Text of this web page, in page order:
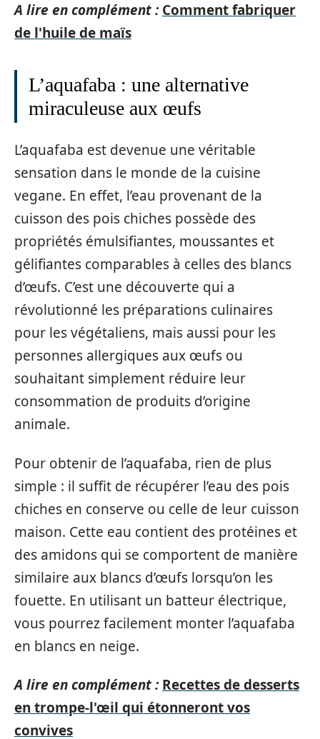
A lire en complément : Comment fabriquer
de l'huile de maïs
L’aquafaba : une alternative
miraculeuse aux œufs
L’aquafaba est devenue une véritable
sensation dans le monde de la cuisine
vegane. En effet, l’eau provenant de la
cuisson des pois chiches possède des
propriétés émulsifiantes, moussantes et
gélifiantes comparables à celles des blancs
d’œufs. C’est une découverte qui a
révolutionné les préparations culinaires
pour les végétaliens, mais aussi pour les
personnes allergiques aux œufs ou
souhaitant simplement réduire leur
consommation de produits d’origine
animale.
Pour obtenir de l’aquafaba, rien de plus
simple : il suffit de récupérer l’eau des pois
chiches en conserve ou celle de leur cuisson
maison. Cette eau contient des protéines et
des amidons qui se comportent de manière
similaire aux blancs d’œufs lorsqu’on les
fouette. En utilisant un batteur électrique,
vous pourrez facilement monter l’aquafaba
en blancs en neige.
A lire en complément : Recettes de desserts
en trompe-l'œil qui étonneront vos
convives